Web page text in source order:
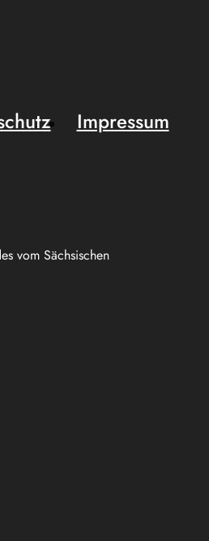
vom Sächsischen
Impressum